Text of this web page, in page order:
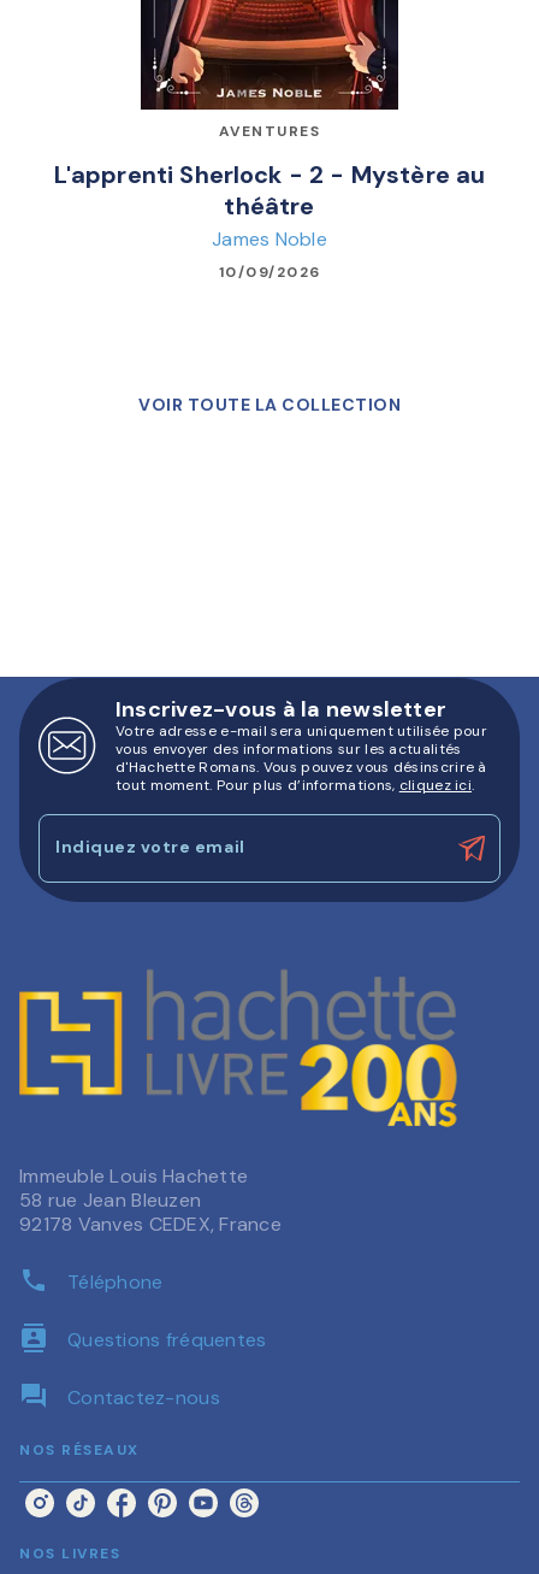
AVENTURES
L'apprenti Sherlock - 2 - Mystère au
théâtre
James Noble
10/09/2026
VOIR TOUTE LA COLLECTION
Inscrivez-vous à la newsletter
Votre adresse e-mail sera uniquement utilisée pour
vous envoyer des informations sur les actualités
d'Hachette Romans. Vous pouvez vous désinscrire à
tout moment. Pour plus d’informations, cliquez ici.
Indiquez votre email
Immeuble Louis Hachette
58 rue Jean Bleuzen
92178 Vanves CEDEX, France
phone Téléphone
contacts Questions fréquentes
question_answer Contactez-nous
NOS RÉSEAUX
NOS LIVRES